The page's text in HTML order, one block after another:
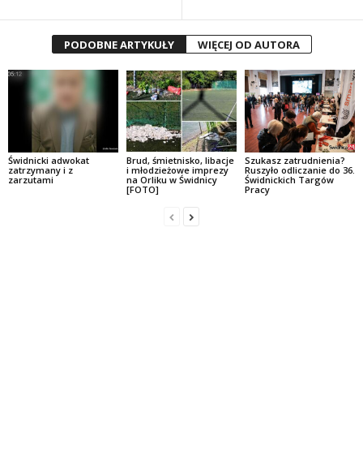
PODOBNE ARTYKUŁY WIĘCEJ OD AUTORA
Świdnicki adwokat
zatrzymany i z
zarzutami
Brud, śmietnisko, libacje
i młodzieżowe imprezy
na Orliku w Świdnicy
[FOTO]
Szukasz zatrudnienia?
Ruszyło odliczanie do 36.
Świdnickich Targów
Pracy